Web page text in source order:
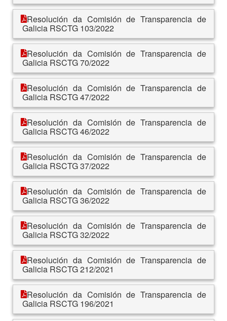
Resolución da Comisión de Transparencia de
Galicia RSCTG 103/2022
Resolución da Comisión de Transparencia de
Galicia RSCTG 70/2022
Resolución da Comisión de Transparencia de
Galicia RSCTG 47/2022
Resolución da Comisión de Transparencia de
Galicia RSCTG 46/2022
Resolución da Comisión de Transparencia de
Galicia RSCTG 37/2022
Resolución da Comisión de Transparencia de
Galicia RSCTG 36/2022
Resolución da Comisión de Transparencia de
Galicia RSCTG 32/2022
Resolución da Comisión de Transparencia de
Galicia RSCTG 212/2021
Resolución da Comisión de Transparencia de
Galicia RSCTG 196/2021